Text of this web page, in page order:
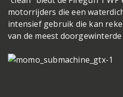
motorrijders die een
intensief gebruik die kan
van de meest